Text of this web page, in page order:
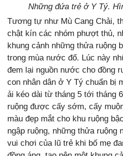
Những đứa trẻ ở Y Tý.
Tương tự như Mù Cang Chải,
chật kín các nhóm phượt thủ,
khung cảnh những thửa ruộng
trong mùa nước đổ. Lúc này
đem lại nguồn nước cho đồng
con nhân dân ở Y Tý chuẩn bị
ải kéo dài từ tháng 5 tới tháng
ruộng được cấy sớm, cấy
màu đẹp mắt cho khu ruộng
ngập ruộng, những thửa ruộng
vui chơi của lũ trẻ khi bố mẹ